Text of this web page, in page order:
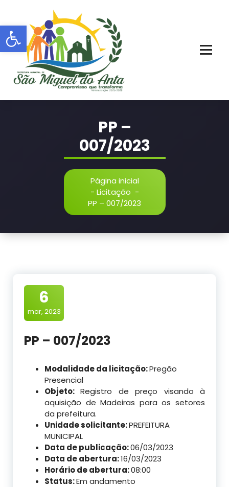
Barra de Ferramentas Aberta
o
conteúdo
PP –
007/2023
Página inicial
- Licitação -
PP – 007/2023
6
mar, 2023
PP – 007/2023
Modalidade da licitação:Pregão
Presencial
Objeto:Registro de preço visando à
aquisição de Madeiras para os setores
da prefeitura.
Unidade solicitante:PREFEITURA
MUNICIPAL
Data de publicação:06/03/2023
Data de abertura:16/03/2023
Horário de abertura:08:00
Status:Em andamento